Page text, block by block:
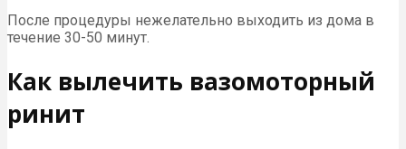
После процедуры нежелательно выходить из дома в
течение 30-50 минут.
Как вылечить вазомоторный
ринит